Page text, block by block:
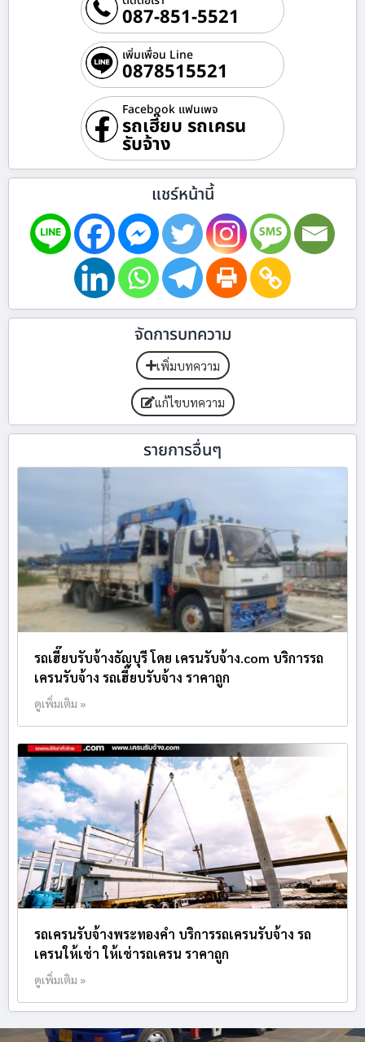
087-851-5521
เพิ่มเพื่อน Line
0878515521
Facebook แฟนเพจ
รถเฮี๊ยบ รถเครน
รับจ้าง
แชร์หน้านี้
จัดการบทความ
เพิ่มบทความ
แก้ไขบทความ
รายการอื่นๆ
รถเฮี๊ยบรับจ้างธัญบุรี โดย เครนรับจ้าง.com บริการรถ
เครนรับจ้าง รถเฮี๊ยบรับจ้าง ราคาถูก
ดูเพิ่มเติม »
รถเครนรับจ้างพระทองคำ บริการรถเครนรับจ้าง รถ
เครนให้เช่า ให้เช่ารถเครน ราคาถูก
ดูเพิ่มเติม »